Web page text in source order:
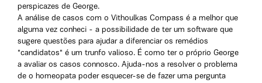
perspicazes de George.
A análise de casos com o Vithoulkas Compass é a melhor que
alguma vez conheci - a possibilidade de ter um software que
sugere questões para ajudar a diferenciar os remédios
"candidatos" é um trunfo valioso. É como ter o próprio George
a avaliar os casos connosco. Ajuda-nos a resolver o problema
de o homeopata poder esquecer-se de fazer uma pergunta